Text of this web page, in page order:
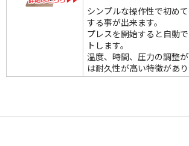
シンプルな操作性で初め
する事が出来ます。
プレスを開始すると自動
トします。
温度、時間、圧力の調整
は耐久性が高い特徴があり